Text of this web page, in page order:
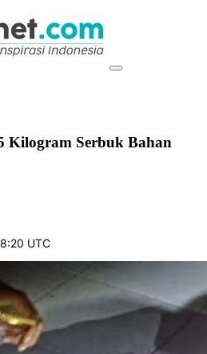
Kilogram Serbuk Bahan
UTC